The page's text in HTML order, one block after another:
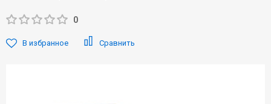
0
В избранное Сравнить